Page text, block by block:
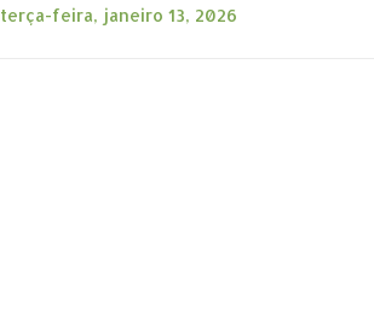
terça-feira, janeiro 13, 2026